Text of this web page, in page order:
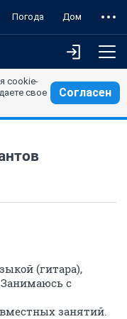
Погода Дом
cookie-
свое
Согласен
(гитара),
с
занятий.